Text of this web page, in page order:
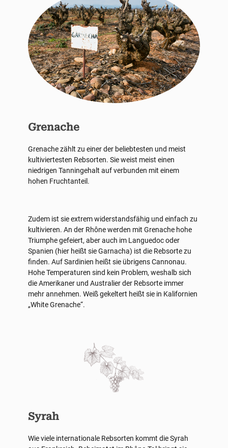
Grenache
Grenache zählt zu einer der beliebtesten und meist
kultiviertesten Rebsorten. Sie weist meist einen
niedrigen Tanningehalt auf verbunden mit einem
hohen Fruchtanteil.
Zudem ist sie extrem widerstandsfähig und einfach zu
kultivieren. An der Rhône werden mit Grenache hohe
Triumphe gefeiert, aber auch im Languedoc oder
Spanien (hier heißt sie Garnacha) ist die Rebsorte zu
finden. Auf Sardinien heißt sie übrigens Cannonau.
Hohe Temperaturen sind kein Problem, weshalb sich
die Amerikaner und Australier der Rebsorte immer
mehr annehmen. Weiß gekeltert heißt sie in Kalifornien
„White Grenache“.
Syrah
Wie viele internationale Rebsorten kommt die Syrah